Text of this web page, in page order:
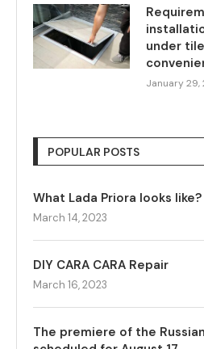
under
January 29,
POPULAR POSTS
What Lada Priora looks like?
March 14, 2023
DIY CARA CARA Repair
March 16, 2023
The premiere of the